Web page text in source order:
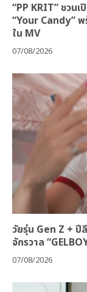
“PP KRIT” ชวน
“Your Candy” พ
ใน MV
07/08/2026
วัยรุ่น Gen Z + ปี
จักรวาล
07/08/2026